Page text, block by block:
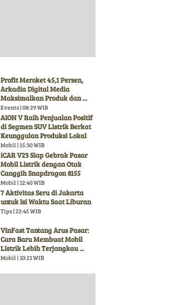
Profit Meroket 45,1 Persen,
Arkadia Digital Media
Maksimalkan Produk dan ...
Events | 08:29 WIB
AION V Raih Penjualan Positif
di Segmen SUV Listrik Berkat
Keunggulan Produksi Lokal
Mobil | 15:30 WIB
iCAR V23 Siap Gebrak Pasar
Mobil Listrik dengan Otak
Canggih Snapdragon 8155
Mobil | 12:40 WIB
7 Aktivitas Seru di Jakarta
untuk Isi Waktu Saat Liburan
Tips | 22:45 WIB
VinFast Tantang Arus Pasar:
Cara Baru Membuat Mobil
Listrik Lebih Terjangkau ...
Mobil | 10:21 WIB